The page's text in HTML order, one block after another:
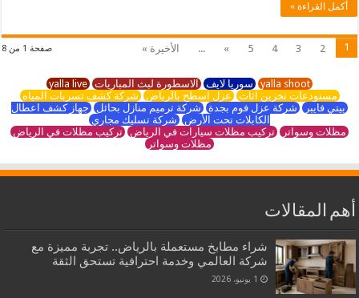
أكمل القراءة »
صفحة 1 من 8 1
2
3
4
5
»
... الأخيرة »
yalla shoot سوريا لايف الاسطورة لبث المباريات yalla live
مستودعات تخزين اثاث عزل اسطح بالرياض شركة كشف تسربات المياه
بيتي فايبر شركة عزل فوم بجدة شركة ترميم منازل بحائل جهاز كشف اعطال
الكابلات تحت الأرض شركة تسليك مجاري
مظلات وسواتر تركيب مظلات سيارات في الرياض تركيب مظلات في الرياض
مظلات وسواتر
أهم المقالات
شراء مطابخ مستعملة بالرياض.. تجربة مميزة مع
شركة العالمي وخدمة احترافية تستحق الثقة
1 يونيو، 2026